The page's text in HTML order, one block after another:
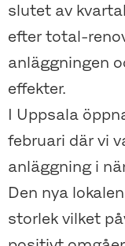
slutet av
efter total-
anläggningen
effekter.
I Uppsala
februari där vi
anläggning i
Den nya
storlek vilket